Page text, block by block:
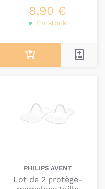
8,90 €
En stock
PHILIPS AVENT
Lot de 2 protège-